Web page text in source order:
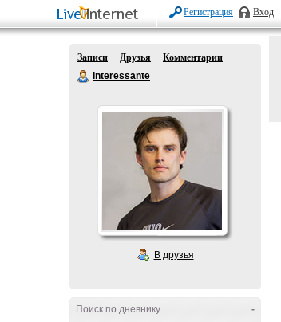
Регистрация Вход
Записи Друзья
Комментарии
Interessante
В друзья
-
Поиск по дневнику